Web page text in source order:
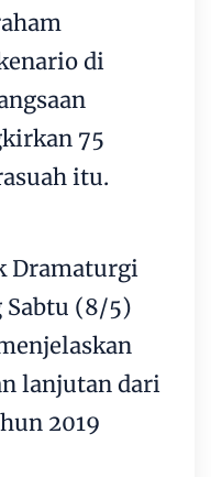
di
75
itu.
Dramaturgi
Sabtu (8/5)
lanjutan dari
2019